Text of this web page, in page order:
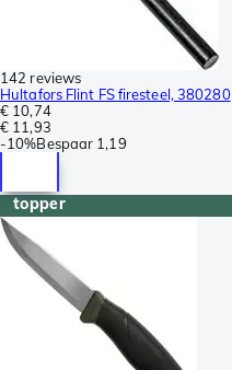
142 reviews
Hultafors Flint FS firesteel, 380280
€ 10,74
€ 11,93
-10%Bespaar 1,19
topper